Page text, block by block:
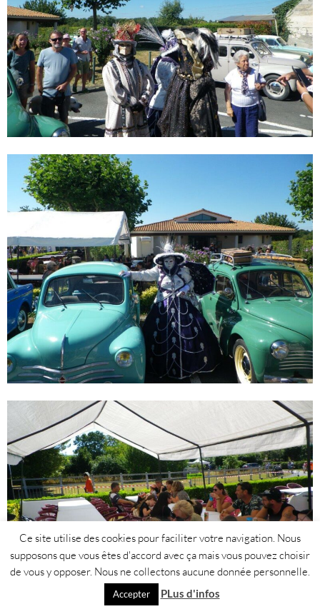
Ce site utilise des cookies pour faciliter votre navigation. Nous
supposons que vous êtes d'accord avec ça mais vous pouvez choisir
de vous y opposer. Nous ne collectons aucune donnée personnelle.
Accepter PLus d'infos